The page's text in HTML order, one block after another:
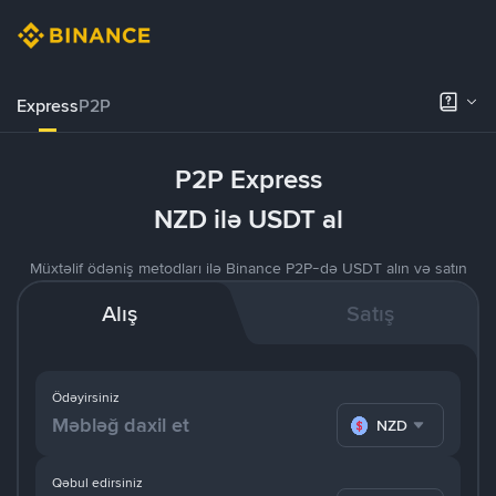
ExpressP2P
P2P Express
NZD ilə USDT al
Müxtəlif ödəniş metodları ilə Binance P2P-də USDT alın və satın
Alış Satış
Ödəyirsiniz
NZD
Qəbul edirsiniz